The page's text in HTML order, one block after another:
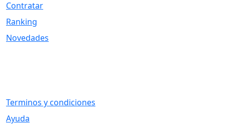
Contratar
Ranking
Novedades
Terminos y condiciones
Ayuda